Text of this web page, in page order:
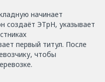
начинает
создаёт ЭТрН, указывает
первый титул. После
чтобы